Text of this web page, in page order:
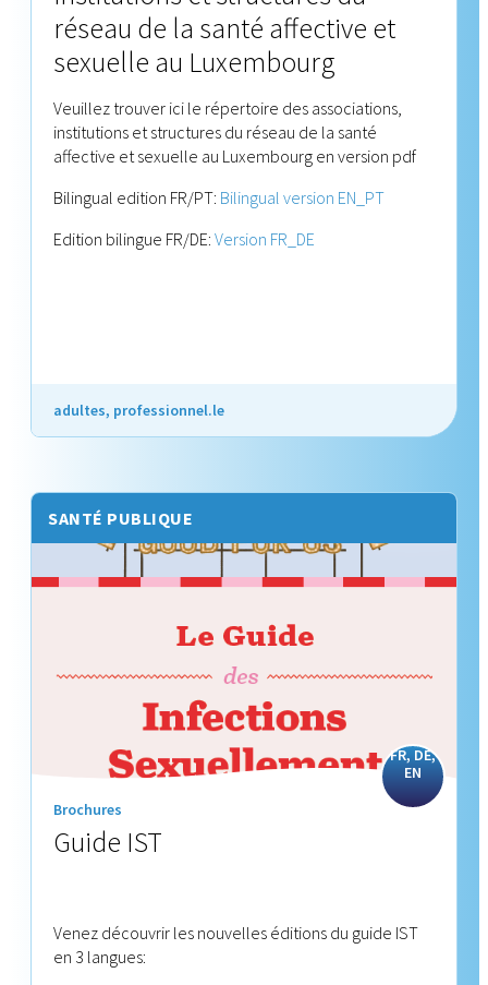
réseau de la santé affective et
sexuelle au Luxembourg
Veuillez trouver ici le répertoire des associations,
institutions et structures du réseau de la santé
affective et sexuelle au Luxembourg en version pdf
Bilingual edition FR/PT: Bilingual version EN_PT
Edition bilingue FR/DE: Version FR_DE
adultes, professionnel.le
SANTÉ PUBLIQUE
FR, DE,
EN
Brochures
Guide IST
Venez découvrir les nouvelles éditions du guide IST
en 3 langues: